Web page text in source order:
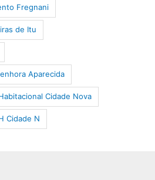
Fregnani
de Itu
Aparecida
Cidade Nova
Cidade N